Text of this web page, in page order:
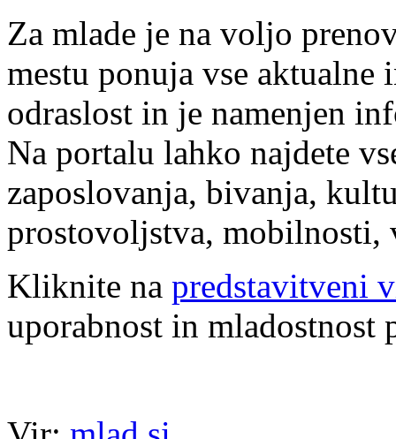
Za mlade je na voljo
mestu ponuja vse
odraslost in je namenjen
Na portalu lahko najdete
zaposlovanja, bivanja,
prostovoljstva, mobilnosti,
Kliknite na predstavitveni
uporabnost in mladostnost